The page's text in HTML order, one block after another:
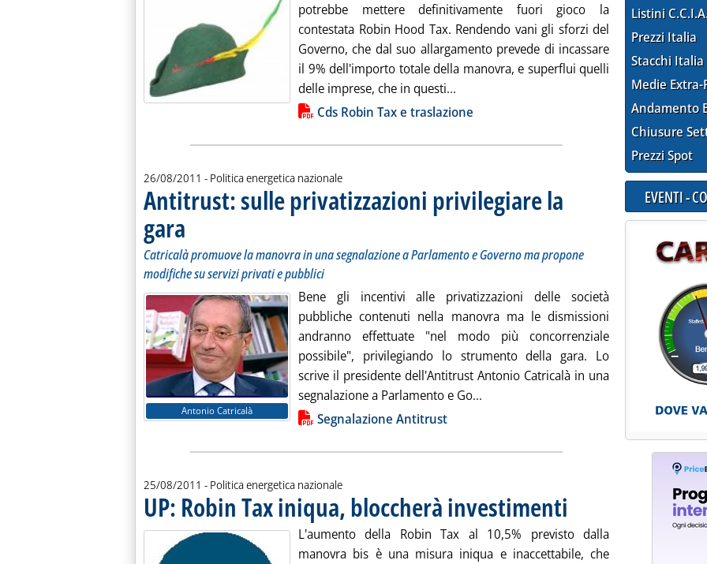
potrebbe mettere definitivamente fuori gioco la
contestata Robin Hood Tax. Rendendo vani gli sforzi del
Governo, che dal suo allargamento prevede di incassare
il 9% dell'importo totale della manovra, e superflui quelli
delle imprese, che in questi... Leggi tutta la notizia: 'La Robin Tax e il
Lista allegati PDF alla notiziaCds Robin Tax e traslazione
26/08/2011 - Politica energetica nazionale
Antitrust: sulle privatizzazioni privilegiare la
gara . Sottotitolo: Catricalà promuove la manovra in una segnalazione a Parlamento e Governo ma propone modifiche su servizi privati e
. Pubblicata venerdì 26 agosto 2011 alle 13.12.
Catricalà promuove la manovra in una segnalazione a Parlamento e Governo ma propone
modifiche su servizi privati e pubblici
Antonio Catricalà
Bene gli incentivi alle privatizzazioni delle società
pubbliche contenuti nella manovra ma le dismissioni
andranno effettuate "nel modo più concorrenziale
possibile", privilegiando lo strumento della gara. Lo
scrive il presidente dell'Antitrust Antonio Catricalà in una
segnalazione a Parlamento e Go...
Lista allegati PDF alla notiziaSegnalazione Antitrust
25/08/2011 - Politica energetica nazionale
UP: Robin Tax iniqua, bloccherà investimenti . Pubblicata giovedì 25 agosto 2011
L'aumento della Robin Tax al 10,5% previsto dalla
manovra bis è una misura iniqua e inaccettabile, che
Listini
Prezzi Italia
Stacchi Italia
Medie Extra-
Andamento
Chiusure
Prezzi Spot
EVENTI -